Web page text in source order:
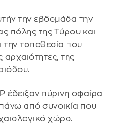
την εβδομάδα την
πόλης της Τύρου και
τοποθεσία που
αρχαιότητες, της
έδειξαν πύρινη σφαίρα
από συνοικία που
χώρο.